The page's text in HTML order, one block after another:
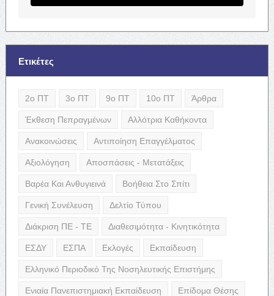
Ετικέτες
2ο ΠΤ 3ο ΠΤ 9ο ΠΤ 10ο ΠΤ Άρθρα
Έκθεση Πεπραγμένων Αλλότρια Καθήκοντα
Ανακοινώσεις Αντιποίηση Επαγγέλματος
Αξιολόγηση Αποσπάσεις - Μετατάξεις
Βαρέα Και Ανθυγιεινά Βοήθεια Στο Σπίτι
Γενική Συνέλευση Δελτίο Τύπου
Διάκριση ΠΕ - ΤΕ Διαθεσιμότητα - Κινητικότητα
ΕΣΔΥ ΕΣΠΑ Εκλογές Εκπαίδευση
Ελληνικό Περιοδικό Της Νοσηλευτικής Επιστήμης
Ενιαία Πανεπιστημιακή Εκπαίδευση Επίδομα Θέσης